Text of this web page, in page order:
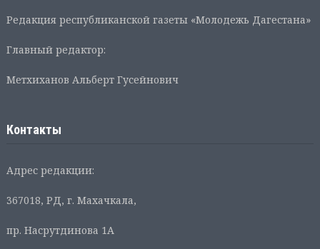
Редакция республиканской газеты «Молодежь Дагестана»
Главный редактор:
Метхиханов Альберт Гусейнович
Контакты
Адрес редакции:
367018, РД, г. Махачкала,
пр. Насрутдинова 1А